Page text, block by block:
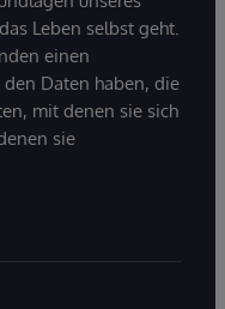
Leben selbst geht.
einen
Daten haben, die
mit denen sie sich
sie